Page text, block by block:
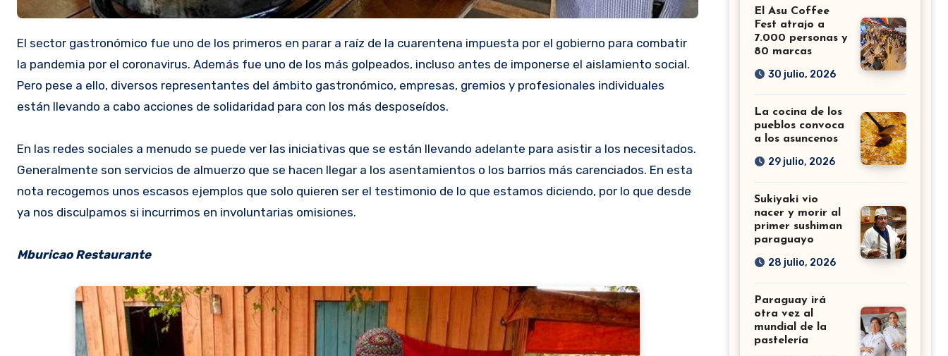
El sector gastronómico fue uno de los primeros en parar a raíz de la cuarentena impuesta por el gobierno para combatir
la pandemia por el coronavirus. Además fue uno de los más golpeados, incluso antes de imponerse el aislamiento social.
Pero pese a ello, diversos representantes del ámbito gastronómico, empresas, gremios y profesionales individuales
están llevando a cabo acciones de solidaridad para con los más desposeídos.
En las redes sociales a menudo se puede ver las iniciativas que se están llevando adelante para asistir a los necesitados.
Generalmente son servicios de almuerzo que se hacen llegar a los asentamientos o los barrios más carenciados. En esta
nota recogemos unos escasos ejemplos que solo quieren ser el testimonio de lo que estamos diciendo, por lo que desde
ya nos disculpamos si incurrimos en involuntarias omisiones.
Mburicao Restaurante
El Asu Coffee
Fest atrajo a
7.000 personas y
80 marcas
30 julio, 2026
La cocina de los
pueblos convoca
a los asuncenos
29 julio, 2026
Sukiyaki vio
nacer y morir al
primer sushiman
paraguayo
28 julio, 2026
Paraguay irá
otra vez al
mundial de la
pastelería